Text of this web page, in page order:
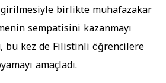
birlikte muhafazakar
sempatisini kazanmayı
bu kez de Filistinli öğrencilere
amaçladı.